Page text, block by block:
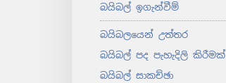
බයිබල් ඉගැන්වීම්
බයිබලයෙන් උත්තර
බයිබල් පද පැහැදිලි කිරීමක්
බයිබල් සාකච්ඡා